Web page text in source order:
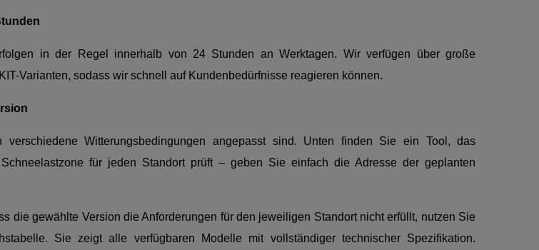
in der Regel innerhalb von 24 Stunden an Werktagen. Wir verfügen über große
Varianten, sodass wir schnell auf Kundenbedürfnisse reagieren können.
Witterungsbedingungen angepasst sind. Unten finden Sie ein Tool, das
für jeden Standort prüft – geben Sie einfach die Adresse der geplanten
die gewählte Version die Anforderungen für den jeweiligen Standort nicht erfüllt, nutzen Sie
Sie zeigt alle verfügbaren Modelle mit vollständiger technischer Spezifikation.